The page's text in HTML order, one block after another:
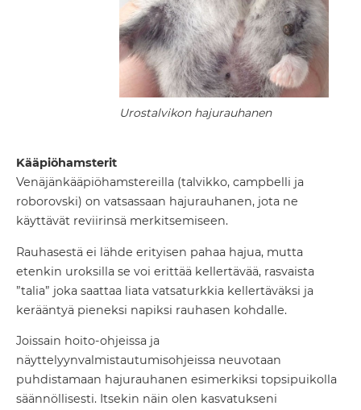
Urostalvikon hajurauhanen
Kääpiöhamsterit
Venäjänkääpiöhamstereilla (talvikko, campbelli ja
roborovski) on vatsassaan hajurauhanen, jota ne
käyttävät reviirinsä merkitsemiseen.
Rauhasestä ei lähde erityisen pahaa hajua, mutta
etenkin uroksilla se voi erittää kellertävää, rasvaista
”talia” joka saattaa liata vatsaturkkia kellertäväksi ja
kerääntyä pieneksi napiksi rauhasen kohdalle.
Joissain hoito-ohjeissa ja
näyttelyynvalmistautumisohjeissa neuvotaan
puhdistamaan hajurauhanen esimerkiksi topsipuikolla
säännöllisesti. Itsekin näin olen kasvatukseni